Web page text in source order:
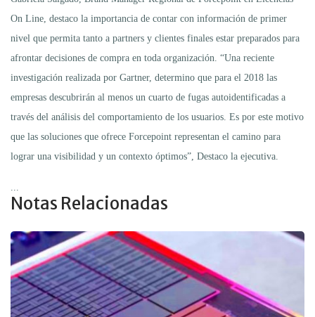
On Line, destaco la importancia de contar con información de primer
nivel que permita tanto a partners y clientes finales estar preparados para
afrontar decisiones de compra en toda organización. “Una reciente
investigación realizada por Gartner, determino que para el 2018 las
empresas descubrirán al menos un cuarto de fugas autoidentificadas a
través del análisis del comportamiento de los usuarios. Es por este motivo
que las soluciones que ofrece Forcepoint representan el camino para
lograr una visibilidad y un contexto óptimos”, Destaco la ejecutiva.
Notas Relacionadas